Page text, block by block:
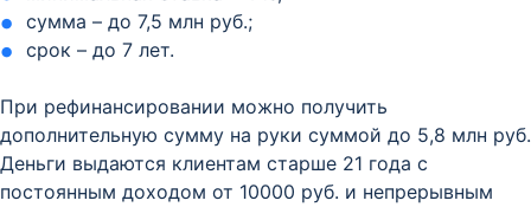
сумма – до 7,5 млн руб.;
срок – до 7 лет.
При рефинансировании можно получить
дополнительную сумму на руки суммой до 5,8 млн руб.
Деньги выдаются клиентам старше 21 года с
постоянным доходом от 10000 руб. и непрерывным